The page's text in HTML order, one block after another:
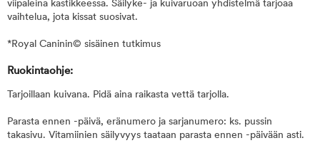
viipaleina kastikkeessa. Säilyke- ja kuivaruoan yhdistelmä tarjoaa
vaihtelua, jota kissat suosivat.
*Royal Caninin© sisäinen tutkimus
Ruokintaohje:
Tarjoillaan kuivana. Pidä aina raikasta vettä tarjolla.
Parasta ennen -päivä, eränumero ja sarjanumero: ks. pussin
takasivu. Vitamiinien säilyvyys taataan parasta ennen -päivään asti.